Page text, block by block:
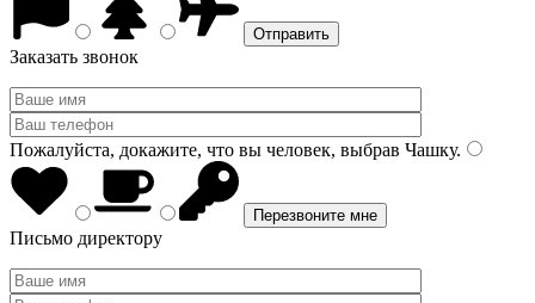
Заказать звонок
Пожалуйста, докажите, что вы человек, выбрав Чашку.
Письмо директору